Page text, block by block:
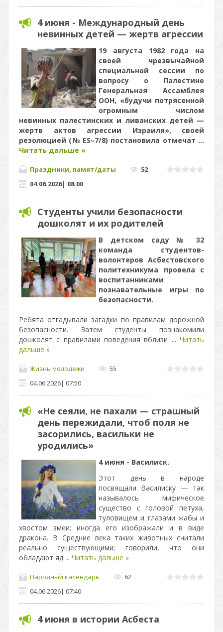
4 июня - Международный день
невинных детей — жертв агрессии
19 августа 1982 года на
своей чрезвычайной
специальной сессии по
вопросу о Палестине
Генеральная Ассамблея
ООН, «будучи потрясенной
огромным числом
невинных палестинских и ливанских детей —
жертв актов агрессии Израиля», своей
резолюцией (№ ES–7/8) постановила отмечат ...
Читать дальше »
Праздники, памят/даты
52
04.06.2026| 08:00
Студенты учили безопасности
дошколят и их родителей
В детском саду № 32
команда студентов-
волонтеров Асбестовского
политехникума провела с
воспитанниками
познавательные игры по
безопасности.
Ребята отгадывали загадки по правилам дорожной
безопасности. Затем студенты познакомили
дошколят с правилами поведения вблизи ...Читать
дальше »
Жизнь молодежи
55
04.06.2026| 07:50
«Не сеяли, не пахали — страшный
день пережидали, чтоб поля не
засорились, васильки не
уродились»
4 июня - Василиск.
Этот день в народе
посвящали Василиску — так
называлось мифическое
существо с головой петуха,
туловищем и глазами жабы и
хвостом змеи; иногда его изображали и в виде
дракона. В Средние века таких животных считали
реально существующими; говорили, что они
обладают яд ... Читать дальше »
Народный календарь
62
04.06.2026| 07:40
4 июня в истории Асбеста